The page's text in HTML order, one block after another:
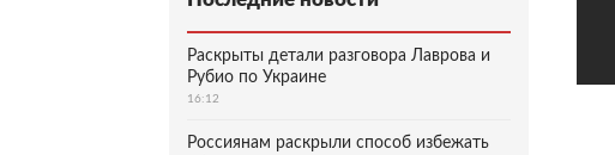
Раскрыты детали разговора Лаврова и
Рубио по Украине
16:12
Россиянам раскрыли способ избежать